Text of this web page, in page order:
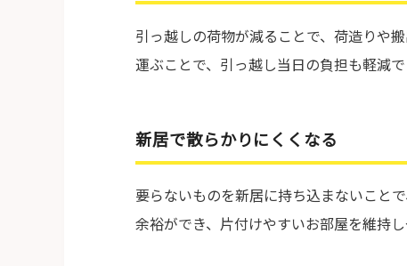
引っ越しの荷物が減ることで、荷造りや
運ぶことで、引っ越し当日の負担も軽減で
新居で散らかりにくくなる
要らないものを新居に持ち込まないこと
余裕ができ、片付けやすいお部屋を維持し